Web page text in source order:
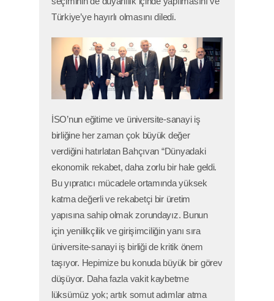
Türkiye’ye hayırlı olmasını diledi.
İSO’nun eğitime ve üniversite-sanayi iş
birliğine her zaman çok büyük değer
verdiğini hatırlatan Bahçıvan “Dünyadaki
ekonomik rekabet, daha zorlu bir hale geldi.
Bu yıpratıcı mücadele ortamında yüksek
katma değerli ve rekabetçi bir üretim
yapısına sahip olmak zorundayız. Bunun
için yenilikçilik ve girişimciliğin yanı sıra
üniversite-sanayi iş birliği de kritik önem
taşıyor. Hepimize bu konuda büyük bir görev
düşüyor. Daha fazla vakit kaybetme
lüksümüz yok; artık somut adımlar atma